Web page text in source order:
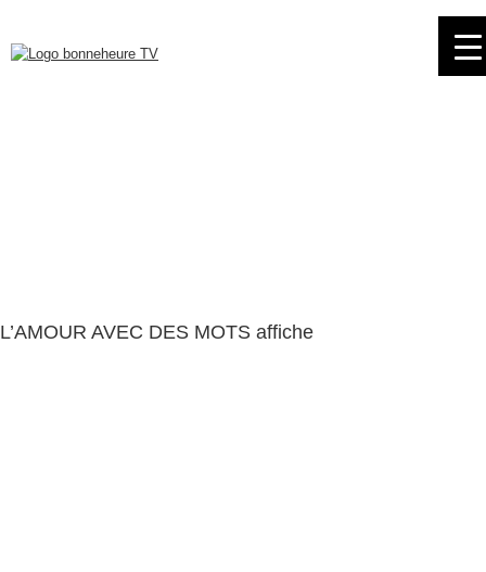
navigation
L’AMOUR AVEC DES MOTS affiche